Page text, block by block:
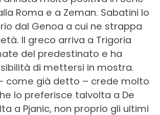
Roma e a Zeman. Sabatini lo
dal Genoa a cui ne strappa
Il greco arriva a Trigoria
del predestinato e ha
di mettersi in mostra.
come già detto – crede molto
lo preferisce talvolta a De
a Pjanic, non proprio gli ultimi